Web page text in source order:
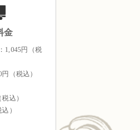
金
1,045円（税
（税込）
込）
）